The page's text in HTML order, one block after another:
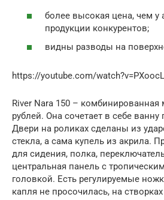
более высокая цена, чем у
продукции конкурентов;
видны разводы на
https://youtube.com/
River Nara 150 – комбинированная
рублей. Она сочетает в себе
Двери на роликах сделаны из
стекла, а сама купель из акрила.
для сидения, полка,
центральная панель с
головкой. Есть регулируемые
капля не просочилась, на